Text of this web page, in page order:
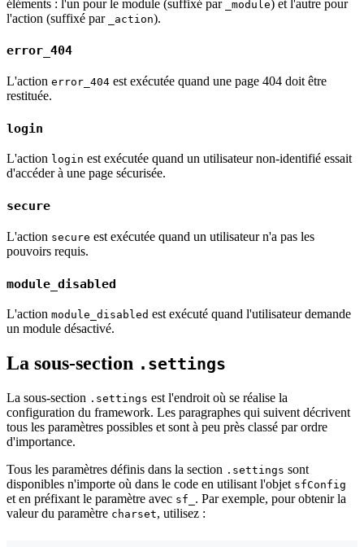
éléments : l'un pour le module (suffixé par _module) et l'autre pour
l'action (suffixé par
_action).
error_404
L'action error_404 est exécutée quand une page 404 doit être
restituée.
login
L'action login est exécutée quand un utilisateur non-identifié essait
d'accéder à une page sécurisée.
secure
L'action secure est exécutée quand un utilisateur n'a pas les
pouvoirs requis.
module_disabled
L'action module_disabled est exécuté quand l'utilisateur demande
un module désactivé.
La sous-section .settings
La sous-section .settings est l'endroit où se réalise la
configuration du framework. Les paragraphes qui suivent décrivent
tous les paramètres possibles et sont à peu près classé par ordre
d'importance.
Tous les paramètres définis dans la section .settings sont
disponibles n'importe où dans le code en utilisant l'objet sfConfig
et en préfixant le paramètre avec sf_ . Par exemple, pour obtenir la
valeur du paramètre charset, utilisez :